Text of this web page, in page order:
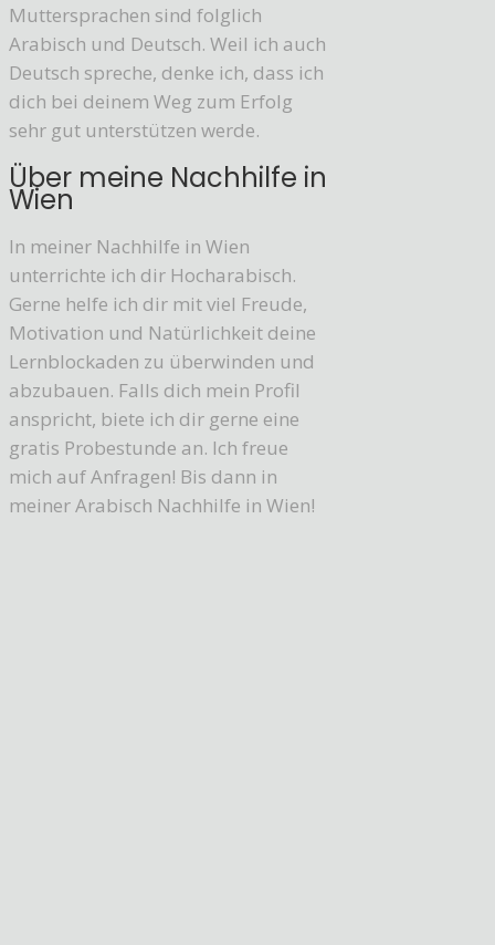
Muttersprachen sind folglich
Arabisch und Deutsch. Weil ich auch
Deutsch spreche, denke ich, dass ich
dich bei deinem Weg zum Erfolg
sehr gut unterstützen werde.
Über meine Nachhilfe in
Wien
In meiner Nachhilfe in Wien
unterrichte ich dir Hocharabisch.
Gerne helfe ich dir mit viel Freude,
Motivation und Natürlichkeit deine
Lernblockaden zu überwinden und
abzubauen. Falls dich mein Profil
anspricht, biete ich dir gerne eine
gratis Probestunde an. Ich freue
mich auf Anfragen! Bis dann in
meiner Arabisch Nachhilfe in Wien!